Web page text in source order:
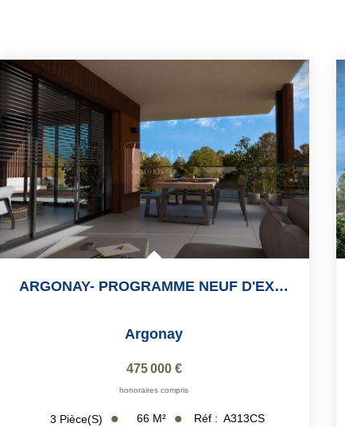
ARGONAY- PROGRAMME NEUF D'EXCEPTION -3 Pièces 66 M2
Argonay
475 000 €
honoraires compris
3 Pièce(s) 66 M² Réf : A313CS